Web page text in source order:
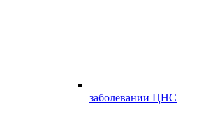
заболевании ЦНС